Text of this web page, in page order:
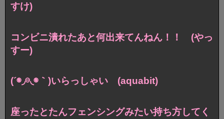
すけ)
コンビニ潰れたあと何出来てんねん！！ (やっ
すー)
(´◉◞⊖◟◉｀)いらっしゃい (aquabit)
座ったとたんフェンシングみたい持ち方してく